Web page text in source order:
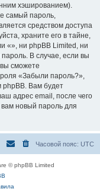
хэшированием).
самый пароль,
средством доступа
храните его в тайне,
«», ни phpBB Limited, ни
В случае, если вы
сможете
«Забыли пароль?»,
Вам будет
адрес email, после чего
новый пароль для
Часовой пояс: UTC
© phpBB Limited